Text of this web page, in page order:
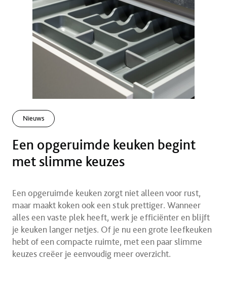
Nieuws
Een opgeruimde keuken begint
met slimme keuzes
Een opgeruimde keuken zorgt niet alleen voor rust,
maar maakt koken ook een stuk prettiger. Wanneer
alles een vaste plek heeft, werk je efficiënter en blijft
je keuken langer netjes. Of je nu een grote leefkeuken
hebt of een compacte ruimte, met een paar slimme
keuzes creëer je eenvoudig meer overzicht.